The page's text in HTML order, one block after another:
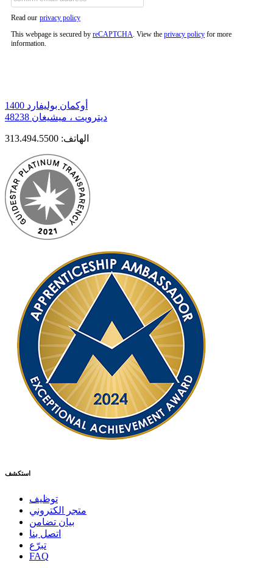
Read our privacy policy
This webpage is secured by reCAPTCHA. View the privacy policy for more
information.
1400 أوكمان بوليفارد
ديترويت ، ميشيغان 48238
الهاتف: 313.494.5500
استكشف
توظيف
متجر الكتروني
بيان تضامن
اتصل بنا
تبرّع
FAQ